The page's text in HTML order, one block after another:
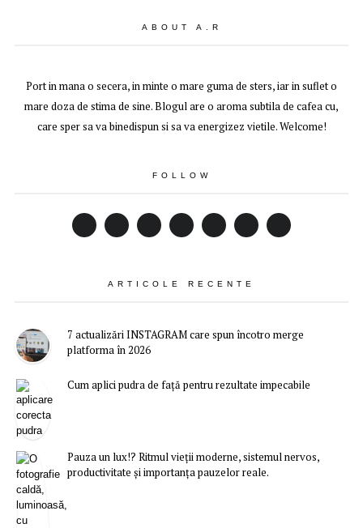
ABOUT A.R
Port in mana o secera, in minte o mare guma de sters, iar in suflet o
mare doza de stima de sine. Blogul are o aroma subtila de cafea cu,
care sper sa va binedispun si sa va energizez vietile. Welcome!
FOLLOW
ARTICOLE RECENTE
7 actualizări INSTAGRAM care spun încotro merge
platforma în 2026
Cum aplici pudra de față pentru rezultate impecabile
Pauza un lux!? Ritmul vieții moderne, sistemul nervos,
productivitate și importanța pauzelor reale.